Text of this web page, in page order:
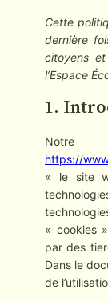
Cette
dernière
citoyens
l’Espace
1.
https://
« le site
« cookies
par des
Dans le
de